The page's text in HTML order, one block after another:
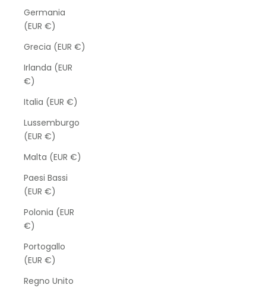
Germania
(EUR €)
Grecia (EUR €)
Irlanda (EUR
€)
Italia (EUR €)
Lussemburgo
(EUR €)
Malta (EUR €)
Paesi Bassi
(EUR €)
Polonia (EUR
€)
Portogallo
(EUR €)
Regno Unito